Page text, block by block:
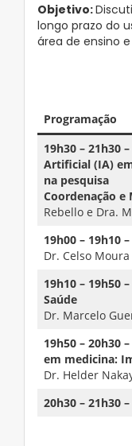
Objetivo:
longo prazo do
área de ensino
Programação
19h30 – 21h30
Artificial (IA)
na pesquisa
Coordenação e
Rebello e Dra.
19h00 – 19h10
Dr. Celso
19h10 – 19h50
Saúde
Dr. Marcelo
19h50 – 20h30
em medicina:
Dr. Helder
20h30 – 21h30